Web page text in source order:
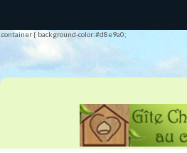
.container { background-color:#d8e9a0;